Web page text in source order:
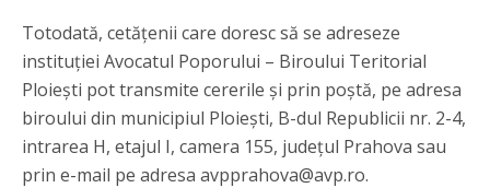
Totodată, cetățenii care doresc să se adreseze
instituției Avocatul Poporului – Biroului Teritorial
Ploiești pot transmite cererile și prin poștă, pe adresa
biroului din municipiul Ploiești, B-dul Republicii nr. 2-4,
intrarea H, etajul I, camera 155, județul Prahova sau
prin e-mail pe adresa avpprahova@avp.ro.